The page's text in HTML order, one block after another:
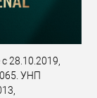
28.10.2019,
УНП